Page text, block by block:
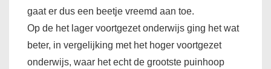
gaat er dus een beetje vreemd aan toe.
Op de het lager voortgezet onderwijs ging het wat
beter, in vergelijking met het hoger voortgezet
onderwijs, waar het echt de grootste puinhoop